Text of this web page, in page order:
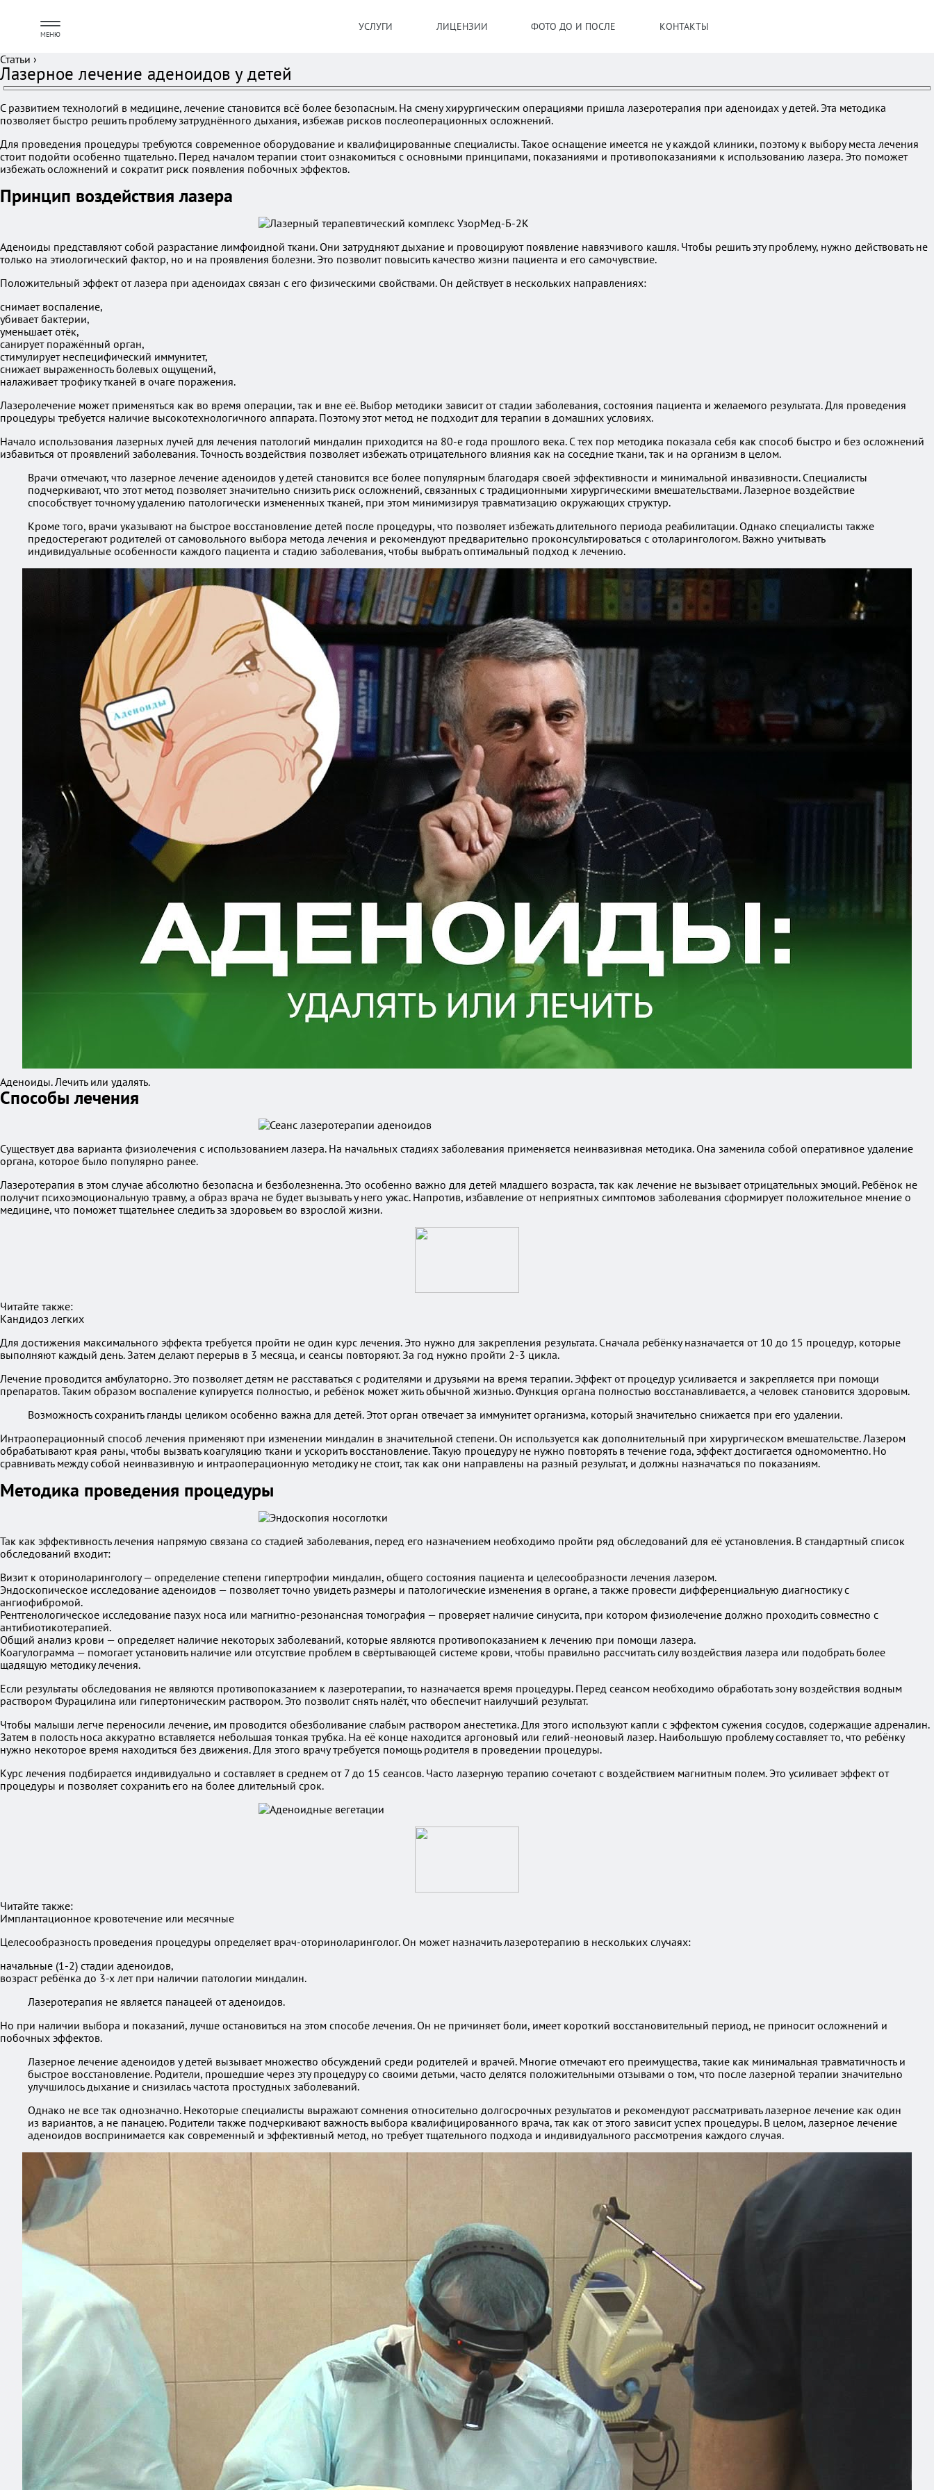
МЕНЮ
УСЛУГИ ЛИЦЕНЗИИ ФОТО ДО И ПОСЛЕ КОНТАКТЫ
Статьи ›
Лазерное лечение аденоидов у детей
С развитием технологий в медицине, лечение становится всё более безопасным. На смену хирургическим операциями пришла лазеротерапия при аденоидах у детей. Эта методика
позволяет быстро решить проблему затруднённого дыхания, избежав рисков послеоперационных осложнений.
Для проведения процедуры требуются современное оборудование и квалифицированные специалисты. Такое оснащение имеется не у каждой клиники, поэтому к выбору места лечения
стоит подойти особенно тщательно. Перед началом терапии стоит ознакомиться с основными принципами, показаниями и противопоказаниями к использованию лазера. Это поможет
избежать осложнений и сократит риск появления побочных эффектов.
Принцип воздействия лазера
Аденоиды представляют собой разрастание лимфоидной ткани. Они затрудняют дыхание и провоцируют появление навязчивого кашля. Чтобы решить эту проблему, нужно действовать не
только на этиологический фактор, но и на проявления болезни. Это позволит повысить качество жизни пациента и его самочувствие.
Положительный эффект от лазера при аденоидах связан с его физическими свойствами. Он действует в нескольких направлениях:
снимает воспаление,
убивает бактерии,
уменьшает отёк,
санирует поражённый орган,
стимулирует неспецифический иммунитет,
снижает выраженность болевых ощущений,
налаживает трофику тканей в очаге поражения.
Лазеролечение может применяться как во время операции, так и вне её. Выбор методики зависит от стадии заболевания, состояния пациента и желаемого результата. Для проведения
процедуры требуется наличие высокотехнологичного аппарата. Поэтому этот метод не подходит для терапии в домашних условиях.
Начало использования лазерных лучей для лечения патологий миндалин приходится на 80-е года прошлого века. С тех пор методика показала себя как способ быстро и без осложнений
избавиться от проявлений заболевания. Точность воздействия позволяет избежать отрицательного влияния как на соседние ткани, так и на организм в целом.
Врачи отмечают, что лазерное лечение аденоидов у детей становится все более популярным благодаря своей эффективности и минимальной инвазивности. Специалисты
подчеркивают, что этот метод позволяет значительно снизить риск осложнений, связанных с традиционными хирургическими вмешательствами. Лазерное воздействие
способствует точному удалению патологически измененных тканей, при этом минимизируя травматизацию окружающих структур.
Кроме того, врачи указывают на быстрое восстановление детей после процедуры, что позволяет избежать длительного периода реабилитации. Однако специалисты также
предостерегают родителей от самовольного выбора метода лечения и рекомендуют предварительно проконсультироваться с отоларингологом. Важно учитывать
индивидуальные особенности каждого пациента и стадию заболевания, чтобы выбрать оптимальный подход к лечению.
Аденоиды. Лечить или удалять.
Способы лечения
Существует два варианта физиолечения с использованием лазера. На начальных стадиях заболевания применяется неинвазивная методика. Она заменила собой оперативное удаление
органа, которое было популярно ранее.
Лазеротерапия в этом случае абсолютно безопасна и безболезненна. Это особенно важно для детей младшего возраста, так как лечение не вызывает отрицательных эмоций. Ребёнок не
получит психоэмоциональную травму, а образ врача не будет вызывать у него ужас. Напротив, избавление от неприятных симптомов заболевания сформирует положительное мнение о
медицине, что поможет тщательнее следить за здоровьем во взрослой жизни.
Читайте также:
Кандидоз легких
Для достижения максимального эффекта требуется пройти не один курс лечения. Это нужно для закрепления результата. Сначала ребёнку назначается от 10 до 15 процедур, которые
выполняют каждый день. Затем делают перерыв в 3 месяца, и сеансы повторяют. За год нужно пройти 2-3 цикла.
Лечение проводится амбулаторно. Это позволяет детям не расставаться с родителями и друзьями на время терапии. Эффект от процедур усиливается и закрепляется при помощи
препаратов. Таким образом воспаление купируется полностью, и ребёнок может жить обычной жизнью. Функция органа полностью восстанавливается, а человек становится здоровым.
Возможность сохранить гланды целиком особенно важна для детей. Этот орган отвечает за иммунитет организма, который значительно снижается при его удалении.
Интраоперационный способ лечения применяют при изменении миндалин в значительной степени. Он используется как дополнительный при хирургическом вмешательстве. Лазером
обрабатывают края раны, чтобы вызвать коагуляцию ткани и ускорить восстановление. Такую процедуру не нужно повторять в течение года, эффект достигается одномоментно. Но
сравнивать между собой неинвазивную и интраоперационную методику не стоит, так как они направлены на разный результат, и должны назначаться по показаниям.
Методика проведения процедуры
Так как эффективность лечения напрямую связана со стадией заболевания, перед его назначением необходимо пройти ряд обследований для её установления. В стандартный список
обследований входит:
Визит к оториноларингологу — определение степени гипертрофии миндалин, общего состояния пациента и целесообразности лечения лазером.
Эндоскопическое исследование аденоидов — позволяет точно увидеть размеры и патологические изменения в органе, а также провести дифференциальную диагностику с
ангиофибромой.
Рентгенологическое исследование пазух носа или магнитно-резонансная томография — проверяет наличие синусита, при котором физиолечение должно проходить совместно с
антибиотикотерапией.
Общий анализ крови — определяет наличие некоторых заболеваний, которые являются противопоказанием к лечению при помощи лазера.
Коагулограмма — помогает установить наличие или отсутствие проблем в свёртывающей системе крови, чтобы правильно рассчитать силу воздействия лазера или подобрать более
щадящую методику лечения.
Если результаты обследования не являются противопоказанием к лазеротерапии, то назначается время процедуры. Перед сеансом необходимо обработать зону воздействия водным
раствором Фурацилина или гипертоническим раствором. Это позволит снять налёт, что обеспечит наилучший результат.
Чтобы малыши легче переносили лечение, им проводится обезболивание слабым раствором анестетика. Для этого используют капли с эффектом сужения сосудов, содержащие адреналин.
Затем в полость носа аккуратно вставляется небольшая тонкая трубка. На её конце находится аргоновый или гелий-неоновый лазер. Наибольшую проблему составляет то, что ребёнку
нужно некоторое время находиться без движения. Для этого врачу требуется помощь родителя в проведении процедуры.
Курс лечения подбирается индивидуально и составляет в среднем от 7 до 15 сеансов. Часто лазерную терапию сочетают с воздействием магнитным полем. Это усиливает эффект от
процедуры и позволяет сохранить его на более длительный срок.
Читайте также:
Имплантационное кровотечение или месячные
Целесообразность проведения процедуры определяет врач-оториноларинголог. Он может назначить лазеротерапию в нескольких случаях:
начальные (1-2) стадии аденоидов,
возраст ребёнка до 3-х лет при наличии патологии миндалин.
Лазеротерапия не является панацеей от аденоидов.
Но при наличии выбора и показаний, лучше остановиться на этом способе лечения. Он не причиняет боли, имеет короткий восстановительный период, не приносит осложнений и
побочных эффектов.
Лазерное лечение аденоидов у детей вызывает множество обсуждений среди родителей и врачей. Многие отмечают его преимущества, такие как минимальная травматичность и
быстрое восстановление. Родители, прошедшие через эту процедуру со своими детьми, часто делятся положительными отзывами о том, что после лазерной терапии значительно
улучшилось дыхание и снизилась частота простудных заболеваний.
Однако не все так однозначно. Некоторые специалисты выражают сомнения относительно долгосрочных результатов и рекомендуют рассматривать лазерное лечение как один
из вариантов, а не панацею. Родители также подчеркивают важность выбора квалифицированного врача, так как от этого зависит успех процедуры. В целом, лазерное лечение
аденоидов воспринимается как современный и эффективный метод, но требует тщательного подхода и индивидуального рассмотрения каждого случая.